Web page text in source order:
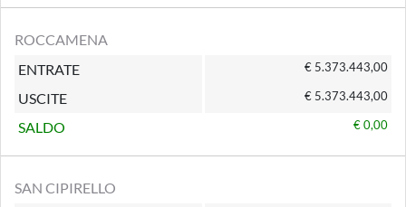
ROCCAMENA
ENTRATE
€ 5.373.443,00
USCITE € 5.373.443,00
SALDO € 0,00
SAN CIPIRELLO